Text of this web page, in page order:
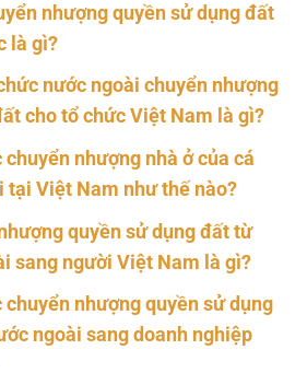
nhượng quyền sử dụng đất
là gì?
nước ngoài chuyển nhượng
cho tổ chức Việt Nam là gì?
nhượng nhà ở của cá
tại Việt Nam như thế nào?
quyền sử dụng đất từ
sang người Việt Nam là gì?
chuyển nhượng quyền sử dụng
ngoài sang doanh nghiệp